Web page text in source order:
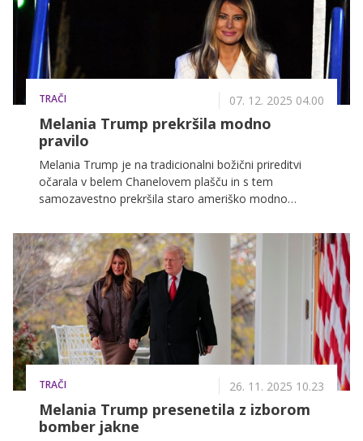
TRAČI 07. 12. 2025 04.00
Melania Trump prekršila modno
pravilo
Melania Trump je na tradicionalni božični prireditvi
očarala v belem Chanelovem plašču in s tem
samozavestno prekršila staro ameriško modno
TRAČI 26. 11. 2025 10.23
Melania Trump presenetila z izborom
bomber jakne